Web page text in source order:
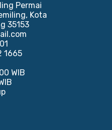
Permai
Kota
35153
1665
WIB